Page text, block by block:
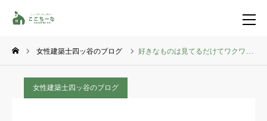
女性建築士四ッ谷のブログ 好きなものは見てるだけてワクワクします。
女性建築士四ッ谷のブログ
お問い合わせ